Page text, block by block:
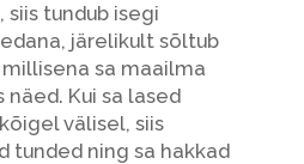
siis tundub isegi
järelikult sõltub
sa maailma
Kui sa lased
välisel, siis
tunded ning sa hakkad